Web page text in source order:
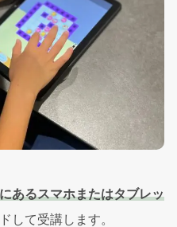
あるスマホまたはタブレッ
して受講します。